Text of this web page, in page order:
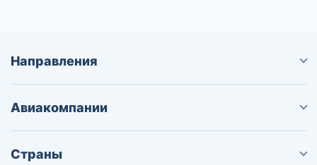
Направления
Авиакомпании
Страны